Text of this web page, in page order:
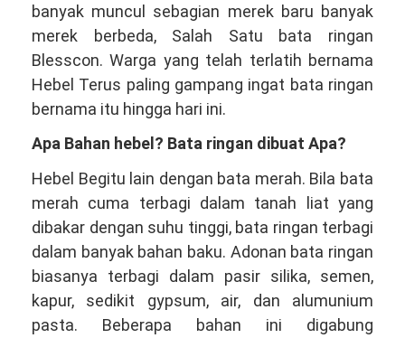
banyak muncul sebagian merek baru banyak
merek berbeda, Salah Satu bata ringan
Blesscon. Warga yang telah terlatih bernama
Hebel Terus paling gampang ingat bata ringan
bernama itu hingga hari ini.
Apa Bahan hebel? Bata ringan dibuat Apa?
Hebel Begitu lain dengan bata merah. Bila bata
merah cuma terbagi dalam tanah liat yang
dibakar dengan suhu tinggi, bata ringan terbagi
dalam banyak bahan baku. Adonan bata ringan
biasanya terbagi dalam pasir silika, semen,
kapur, sedikit gypsum, air, dan alumunium
pasta. Beberapa bahan ini digabung